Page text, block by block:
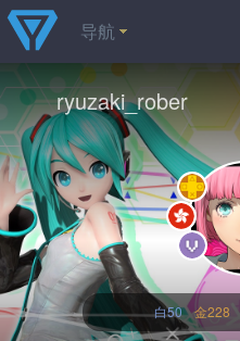
导航
ryuzaki_rober
白50 金228